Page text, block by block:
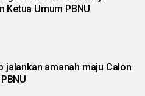
Ketua Umum PBNU
jalankan amanah maju Calon